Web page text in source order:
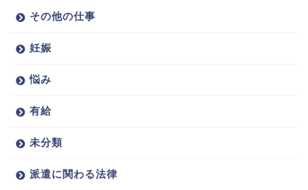
その他の仕事
妊娠
悩み
有給
未分類
派遣に関わる法律